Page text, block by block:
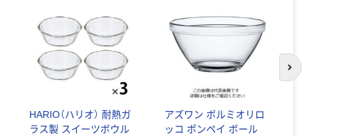
HARIO（ハリオ） 耐熱ガ
ラス製 スイーツボウル
アズワン ボルミオリロ
ッコ ポンペイ ボール
次のスライド